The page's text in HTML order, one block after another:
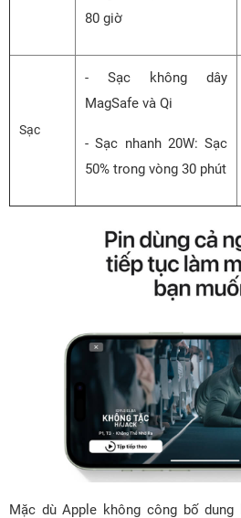
80 giờ
Sạc
- Sạc không dây
MagSafe và Qi
- Sạc nhanh 20W: Sạc
50% trong vòng 30 phút
Mặc dù Apple không công bố